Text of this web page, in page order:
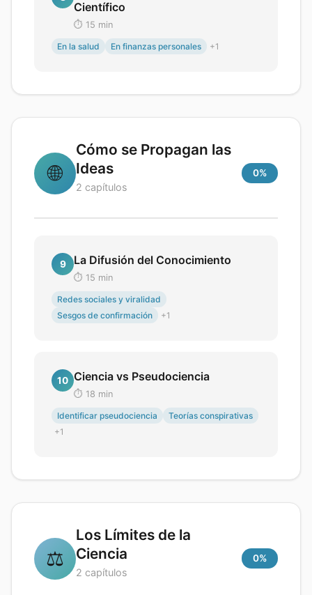
Científico
⏱️ 15 min
En la salud En finanzas personales +1
🌐
Cómo se Propagan las
Ideas
2 capítulos
0%
9 La Difusión del Conocimiento
⏱️ 15 min
Redes sociales y viralidad
Sesgos de confirmación
+1
10 Ciencia vs Pseudociencia
⏱️ 18 min
Identificar pseudociencia
Teorías conspirativas
+1
⚖️
Los Límites de la
Ciencia
2 capítulos
0%